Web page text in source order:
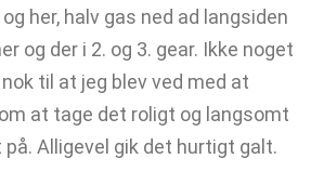
her, halv gas ned ad langsiden
og der i 2. og 3. gear. Ikke noget
til at jeg blev ved med at
at tage det roligt og langsomt
Alligevel gik det hurtigt galt.